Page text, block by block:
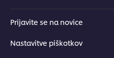
Prijavite se na novice
Nastavitve piškotkov